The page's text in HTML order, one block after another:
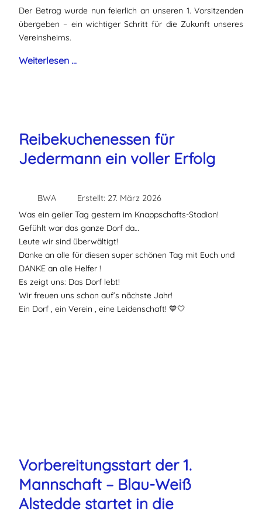
Der Betrag wurde nun feierlich an unseren 1. Vorsitzenden
übergeben – ein wichtiger Schritt für die Zukunft unseres
Vereinsheims.
Weiterlesen …
Reibekuchenessen für
Jedermann ein voller Erfolg
BWA
Erstellt: 27. März 2026
Was ein geiler Tag gestern im Knappschafts-Stadion!
Gefühlt war das ganze Dorf da…
Leute wir sind überwältigt!
Danke an alle für diesen super schönen Tag mit Euch und
DANKE an alle Helfer !
Es zeigt uns: Das Dorf lebt!
Wir freuen uns schon auf‘s nächste Jahr!
Ein Dorf , ein Verein , eine Leidenschaft! 💙🤍
Vorbereitungsstart der 1.
Mannschaft – Blau-Weiß
Alstedde startet in die